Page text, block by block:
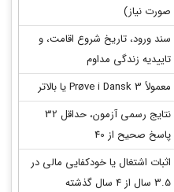
صورت نیاز)
سند ورود، تاریخ شروع اقامت، و
تاییدیه زندگی مداوم
معمولاً Prøve i Dansk 3 یا بالاتر
نتایج رسمی آزمون، حداقل 32
پاسخ صحیح از 40
اثبات اشتغال یا خودکفایی مالی در
3.5 سال از 4 سال گذشته